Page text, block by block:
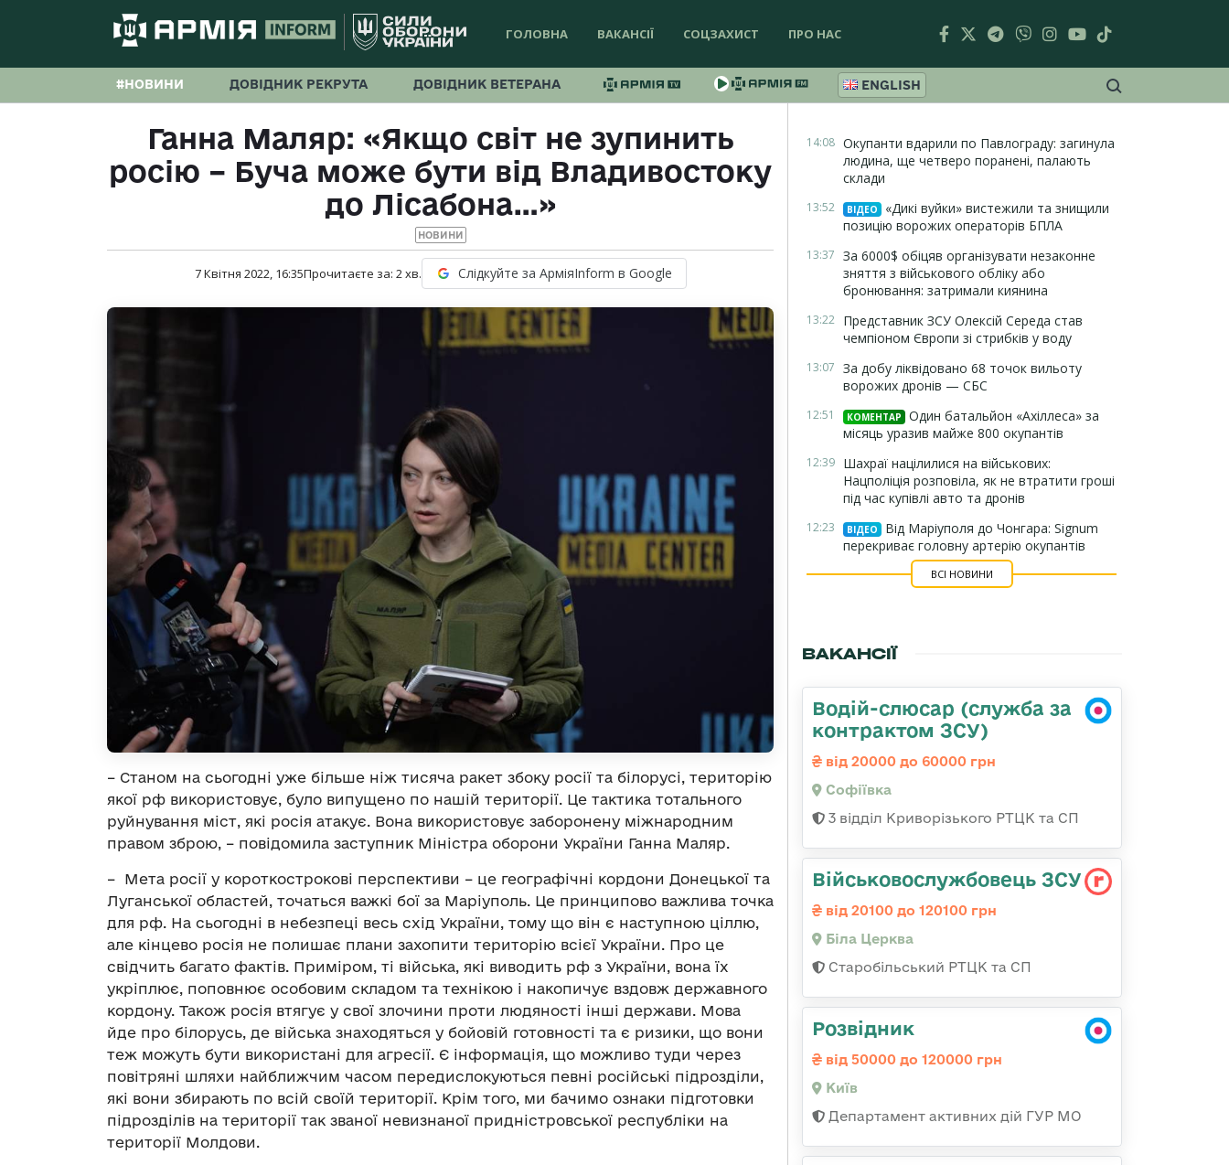
ГОЛОВНА ВАКАНСІЇ СОЦЗАХИСТ ПРО НАС
#НОВИНИ ДОВІДНИК РЕКРУТА ДОВІДНИК ВЕТЕРАНА ENGLISH
Ганна Маляр: «Якщо світ не зупинить
росію – Буча може бути від Владивостоку
до Лісабона…»
НОВИНИ
7 Квітня 2022, 16:35Прочитаєте за: 2хв. Слідкуйте за АрміяInform в Google
– Станом на сьогодні уже більше ніж тисяча ракет збоку росії та білорусі, територію
якої рф використовує, було випущено по нашій території. Це тактика тотального
руйнування міст, які росія атакує. Вона використовує заборонену міжнародним
правом зброю, – повідомила заступник Міністра оборони України Ганна Маляр.
– Мета росії у короткострокові перспективи – це географічні кордони Донецької та
Луганської областей, точаться важкі бої за Маріуполь. Це принципово важлива точка
для рф. На сьогодні в небезпеці весь схід України, тому що він є наступною ціллю,
але кінцево росія не полишає плани захопити територію всієї України. Про це
свідчить багато фактів. Приміром, ті війська, які виводить рф з України, вона їх
укріплює, поповнює особовим складом та технікою і накопичує вздовж державного
кордону. Також росія втягує у свої злочини проти людяності інші держави. Мова
йде про білорусь, де війська знаходяться у бойовій готовності та є ризики, що вони
теж можуть бути використані для агресії. Є інформація, що можливо туди через
повітряні шляхи найближчим часом передислокуються певні російські підрозділи,
які вони збирають по всій своїй території. Крім того, ми бачимо ознаки підготовки
підрозділів на території так званої невизнаної придністровської республіки на
території Молдови.
14:08 Окупанти вдарили по Павлограду: загинула
людина, ще четверо поранені, палають
склади
13:52 ВІДЕО
«Дикі вуйки» вистежили та знищили
позицію ворожих операторів БПЛА
13:37 За 6000$ обіцяв організувати незаконне
зняття з військового обліку або
бронювання: затримали киянина
13:22 Представник ЗСУ Олексій Середа став
чемпіоном Європи зі стрибків у воду
13:07 За добу ліквідовано 68 точок вильоту
ворожих дронів — СБС
12:51 КОМЕНТАР
Один батальйон «Ахіллеса» за
місяць уразив майже 800 окупантів
12:39 Шахраї націлилися на військових:
Нацполіція розповіла, як не втратити гроші
під час купівлі авто та дронів
12:23 ВІДЕО
Від Маріуполя до Чонгара: Signum
перекриває головну артерію окупантів
ВСІ НОВИНИ
ВАКАНСІЇ
Водій-слюсар (служба за
контрактом ЗСУ)
від 20000 до 60000 грн
Софіївка
3 відділ Криворізького РТЦК та СП
Військовослужбовець ЗСУ
від 20100 до 120100 грн
Біла Церква
Старобільський РТЦК та СП
Розвідник
від 50000 до 120000 грн
Київ
Департамент активних дій ГУР МО